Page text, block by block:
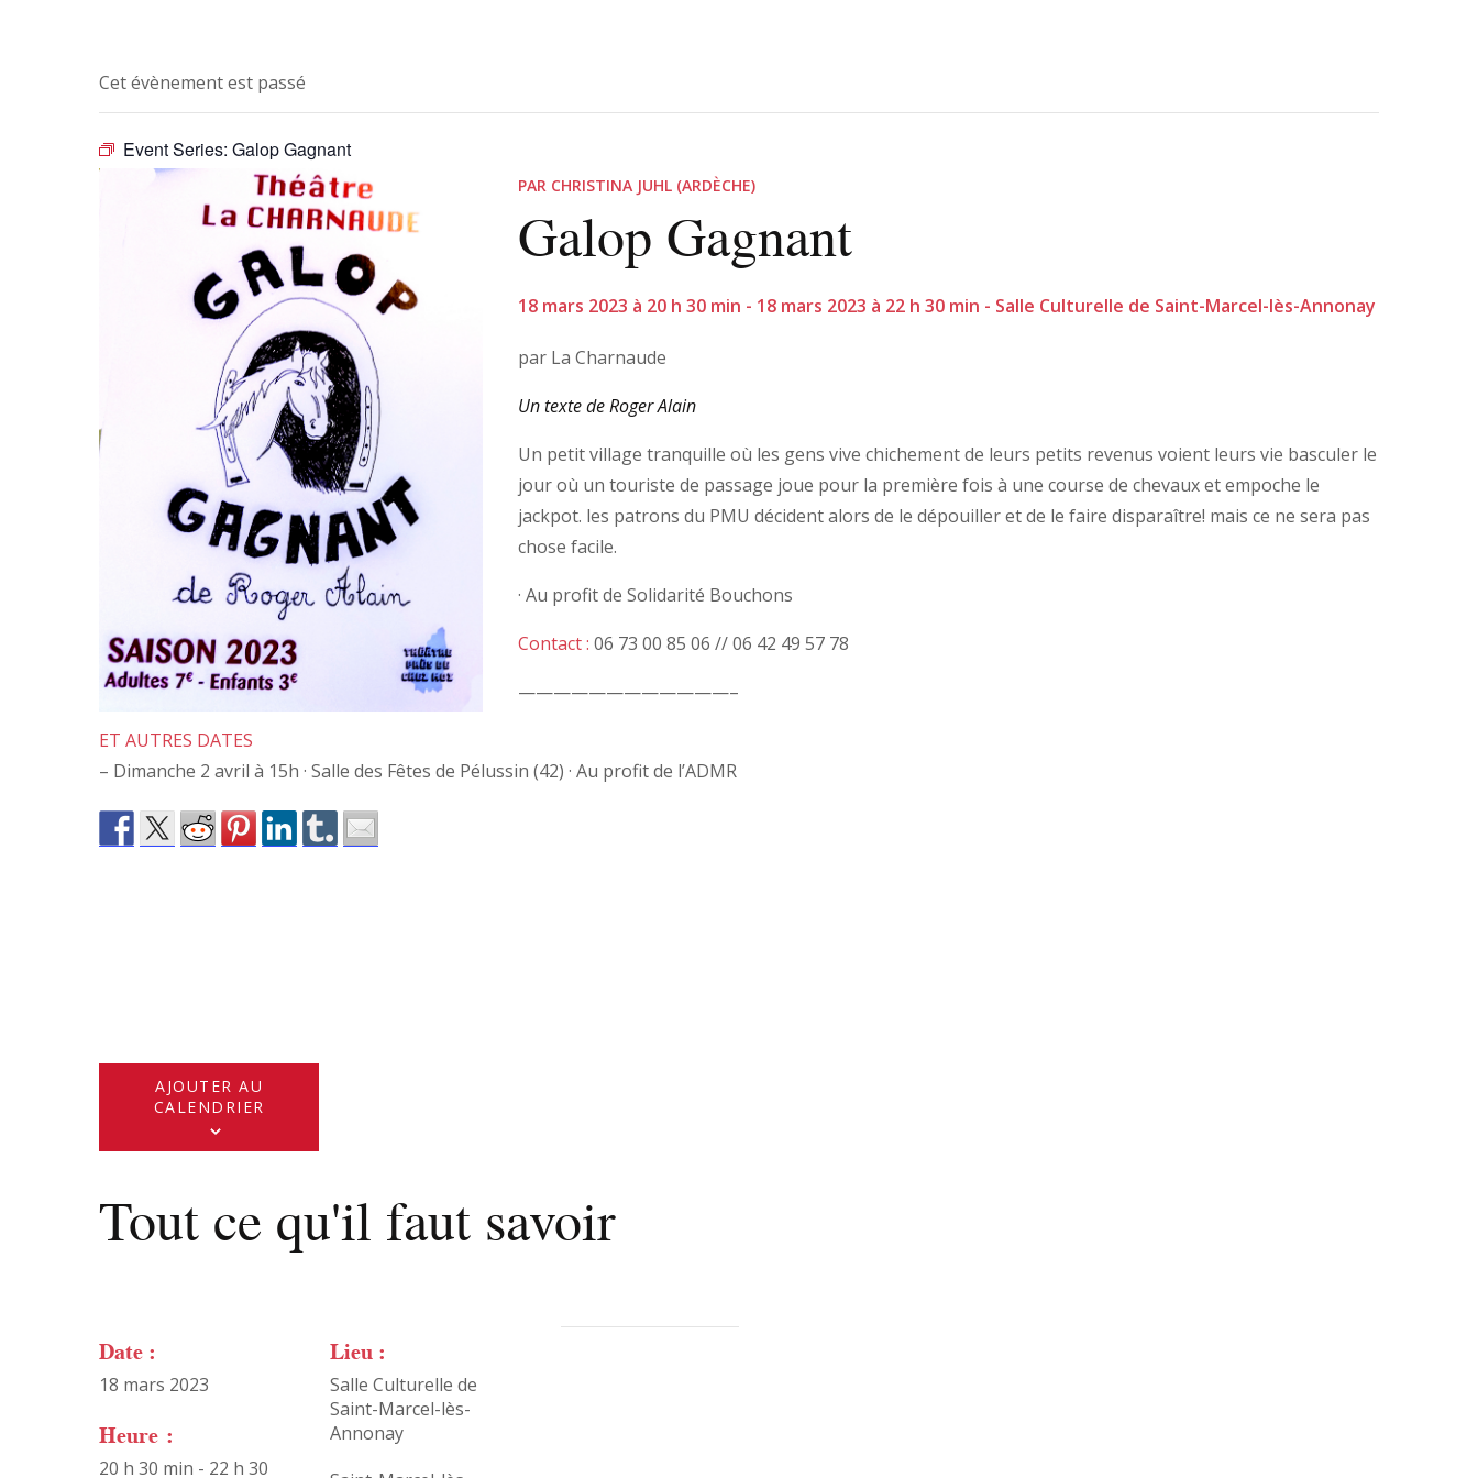
Cet évènement est passé
Event Series: Galop Gagnant
PAR CHRISTINA JUHL (ARDÈCHE)
Galop Gagnant
18 mars 2023 à 20 h 30 min - 18 mars 2023 à 22 h 30 min - Salle Culturelle de Saint-Marcel-lès-Annonay
par La Charnaude
Un texte de Roger Alain
Un petit village tranquille où les gens vive chichement de leurs petits revenus voient leurs vie basculer le
jour où un touriste de passage joue pour la première fois à une course de chevaux et empoche le
jackpot. les patrons du PMU décident alors de le dépouiller et de le faire disparaître! mais ce ne sera pas
chose facile.
· Au profit de Solidarité Bouchons
Contact : 06 73 00 85 06 // 06 42 49 57 78
————————————–
ET AUTRES DATES
– Dimanche 2 avril à 15h · Salle des Fêtes de Pélussin (42) · Au profit de l’ADMR
AJOUTER AU
CALENDRIER
Tout ce qu'il faut savoir
Date :
18 mars 2023
Heure :
20 h 30 min - 22 h 30
Lieu :
Salle Culturelle de
Saint-Marcel-lès-
Annonay